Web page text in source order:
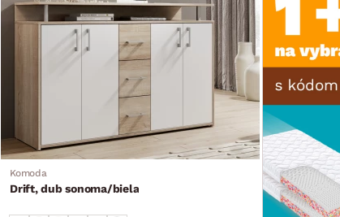
Komoda
Drift, dub sonoma/biela